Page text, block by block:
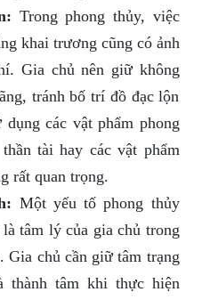
Trong phong thủy, việc
khai trương cũng có ảnh
Gia chủ nên giữ không
tránh bố trí đồ đạc lộn
các vật phẩm phong
tài hay các vật phẩm
rất quan trọng.
Một yếu tố phong thủy
tâm lý của gia chủ trong
Gia chủ cần giữ tâm trạng
thành tâm khi thực hiện